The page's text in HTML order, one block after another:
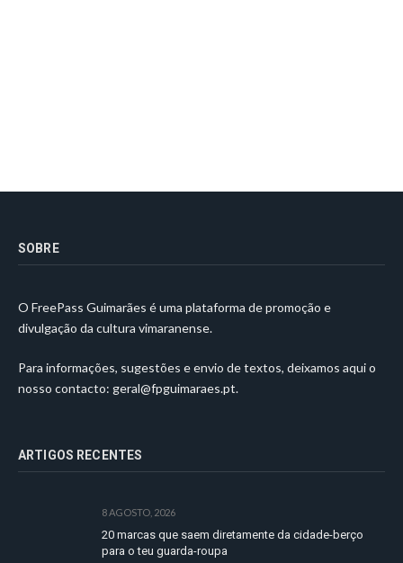
SOBRE
O FreePass Guimarães é uma plataforma de promoção e
divulgação da cultura vimaranense.
Para informações, sugestões e envio de textos, deixamos aqui o
nosso contacto: geral@fpguimaraes.pt.
ARTIGOS RECENTES
8 AGOSTO, 2026
20 marcas que saem diretamente da cidade-berço
para o teu guarda-roupa